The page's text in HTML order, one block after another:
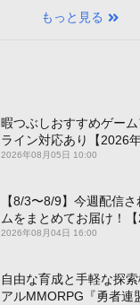
もっと見る
暇つぶしおすすめゲー
ライン対応あり【2026年
2026年08月05日 10:00
【8/3〜8/9】今週配信
ムをまとめてお届け！【
2026年08月04日 16:00
自由な育成と手軽な探
アルMMORPG『勇者連